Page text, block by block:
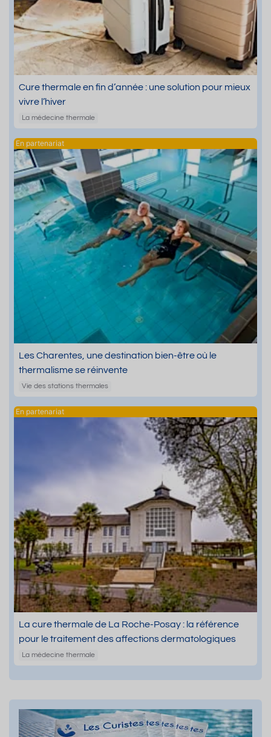
Cure thermale en fin d’année : une solution pour mieux
vivre l’hiver
La médecine thermale
Les Charentes, une destination bien-être où le
thermalisme se réinvente
Vie des stations thermales
La cure thermale de La Roche-Posay : la référence
pour le traitement des affections dermatologiques
La médecine thermale